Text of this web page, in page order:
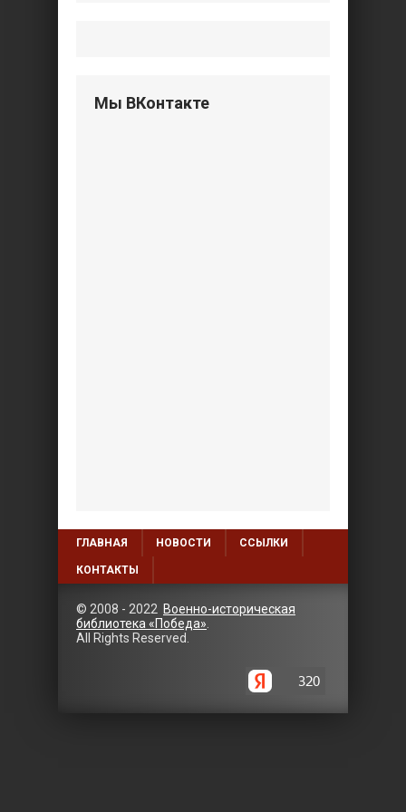
Мы ВКонтакте
ГЛАВНАЯ НОВОСТИ ССЫЛКИ
КОНТАКТЫ
© 2008 - 2022 Военно-историческая
библиотека «Победа»
All Rights Reserved.